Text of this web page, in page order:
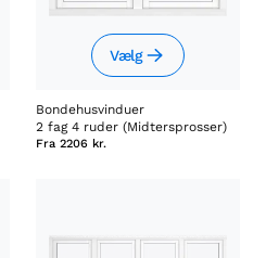
Vælg
Bondehusvinduer
2 fag 4 ruder (Midtersprosser)
Fra 2206 kr.